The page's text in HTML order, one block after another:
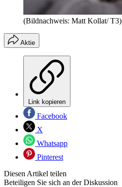
(Bildnachweis: Matt Kollat/ T3)
Aktie
Link kopieren
Facebook
X
Whatsapp
Pinterest
Diesen Artikel teilen
Beteiligen Sie sich an der Diskussion